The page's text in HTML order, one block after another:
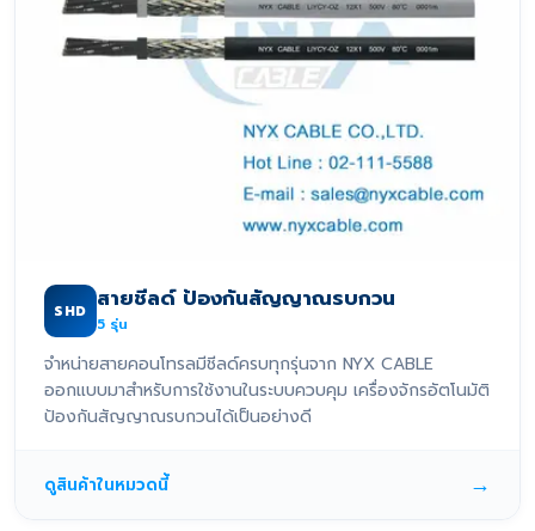
SHD สายชีลด์ ป้องกันสัญญาณรบกวน
5 รุ่น
จำหน่ายสายคอนโทรลมีชีลด์ครบทุกรุ่นจาก NYX CABLE
ออกแบบมาสำหรับการใช้งานในระบบควบคุม เครื่องจักรอัตโนมัติ
ป้องกันสัญญาณรบกวนได้เป็นอย่างดี
ดูสินค้าในหมวดนี้ →